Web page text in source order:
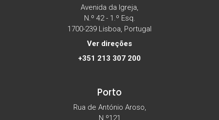
Avenida da Igreja,
N.º 42 - 1.º Esq.
1700-239 Lisboa, Portugal
Ver direções
+351 213 307 200
Porto
Rua de António Aroso,
N.º121